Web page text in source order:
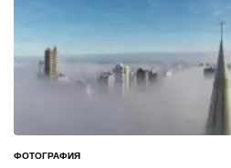
ОПУБЛИКОВАНО
ФОТОГРАФИЯ